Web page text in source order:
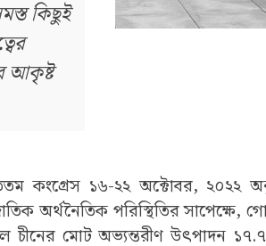
কিছুই
আকৃষ্ট
কংগ্রেস ১৬-২২ অক্টোবর, ২০২২
অর্থনৈতিক পরিস্থিতির সাপেক্ষে,
চীনের মোট অভ্যন্তরীণ উৎপাদন ১৭.৭